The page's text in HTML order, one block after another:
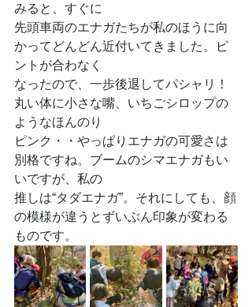
みると、すぐに
先頭車両のエナガたちが私のほうに向
かってどんどん近付いてきました。ピ
ントが合わなく
なったので、一歩後退してパシャリ！
丸い体に小さな嘴、いちごシロップの
ようなほんのり
ピンク・・やっぱりエナガの可愛さは
別格ですね。ブームのシマエナガもい
いですが、私の
推しは“タダエナガ”。それにしても、顔
の模様が違うとずいぶん印象が変わる
ものです。